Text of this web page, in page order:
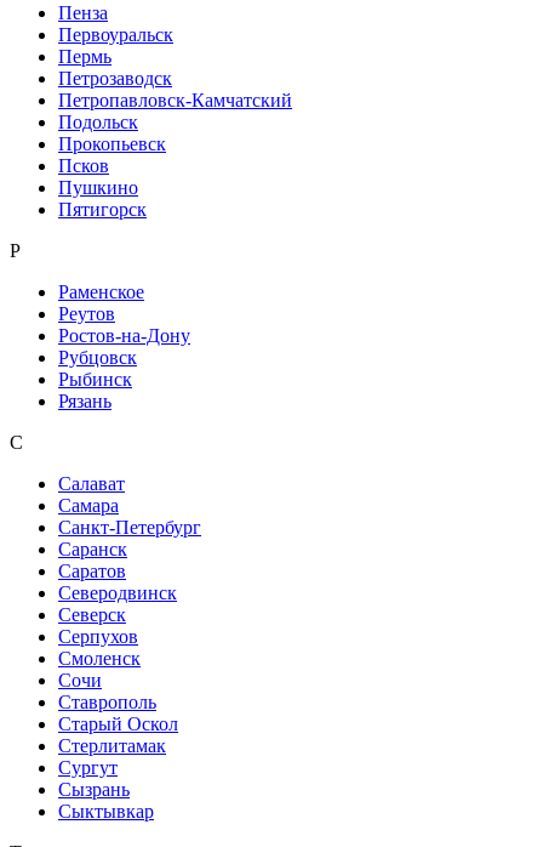
Пенза
Первоуральск
Пермь
Петрозаводск
Петропавловск-Камчатский
Подольск
Прокопьевск
Псков
Пушкино
Пятигорск
Р
Раменское
Реутов
Ростов-на-Дону
Рубцовск
Рыбинск
Рязань
С
Салават
Самара
Санкт-Петербург
Саранск
Саратов
Северодвинск
Северск
Серпухов
Смоленск
Сочи
Ставрополь
Старый Оскол
Стерлитамак
Сургут
Сызрань
Сыктывкар